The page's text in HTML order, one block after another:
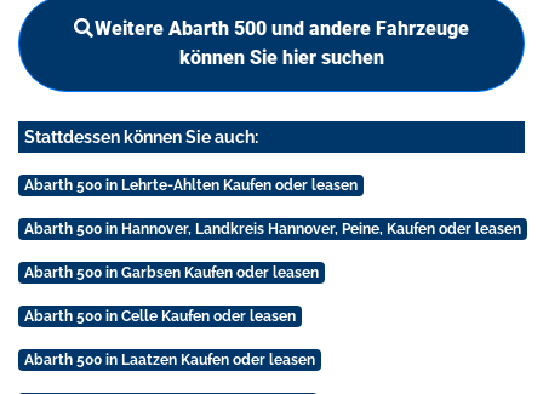
Weitere Abarth 500 und andere Fahrzeuge
können Sie hier suchen
Stattdessen können Sie auch:
Abarth 500 in Lehrte-Ahlten Kaufen oder leasen
Abarth 500 in Hannover, Landkreis Hannover, Peine, Kaufen oder leasen
Abarth 500 in Garbsen Kaufen oder leasen
Abarth 500 in Celle Kaufen oder leasen
Abarth 500 in Laatzen Kaufen oder leasen